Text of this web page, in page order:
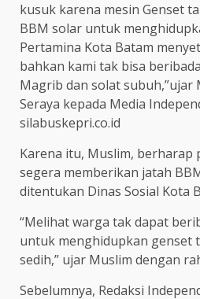
kusuk karena mesin Genset
BBM solar untuk
Pertamina Kota Batam
bahkan kami tak bisa
Magrib dan solat subuh,”ujar
Seraya kepada Media
silabuskepri.co.id
Karena itu, Muslim, berharap
segera memberikan jatah
ditentukan Dinas Sosial Kota
“Melihat warga tak dapat
untuk menghidupkan genset
sedih,” ujar Muslim dengan
Sebelumnya, Redaksi